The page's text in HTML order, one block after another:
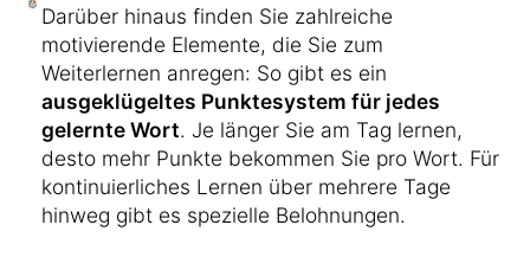
Darüber hinaus finden Sie zahlreiche
motivierende Elemente, die Sie zum
Weiterlernen anregen: So gibt es ein
ausgeklügeltes Punktesystem für jedes
gelernte Wort. Je länger Sie am Tag lernen,
desto mehr Punkte bekommen Sie pro Wort. Für
kontinuierliches Lernen über mehrere Tage
hinweg gibt es spezielle Belohnungen.